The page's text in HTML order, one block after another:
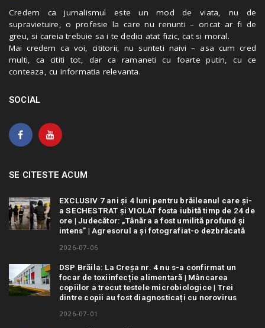
Credem ca jurnalismul este un mod de viata, nu de
supravietuire, o profesie la care nu renunti – oricat ar fi de
greu, si careia trebuie sa i te dedici atat fizic, cat si moral.
Mai credem ca voi, cititorii, nu sunteti naivi – asa cum cred
multi, ca cititi tot, dar ca ramaneti cu foarte putin, cu ce
conteaza, cu informatia relevanta.
SOCIAL
SE CITESTE ACUM
EXCLUSIV 7 ani și 4 luni pentru brăileanul care și-
a SECHESTRAT și VIOLAT fosta iubită timp de 24 de
ore | Judecător: „Tânăra a fost umilită profund și
intens” | Agresorul a și fotografiat-o dezbrăcată
2026-07-06
DSP Brăila: La Creșa nr. 4 nu s-a confirmat un
focar de toxiinfecție alimentară | Mâncarea
copiilor a trecut testele microbiologice | Trei
dintre copii au fost diagnosticați cu norovirus
2026-07-01